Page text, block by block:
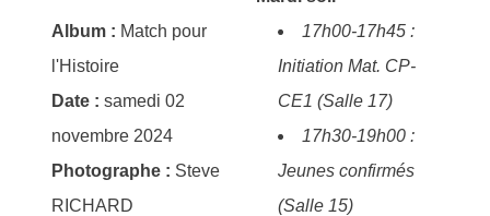
Album : Match pour
l'Histoire
Date : samedi 02
novembre 2024
Photographe : Steve
RICHARD
17h00-17h45 :
Initiation Mat. CP-
CE1 (Salle 17)
17h30-19h00 :
Jeunes confirmés
(Salle 15)